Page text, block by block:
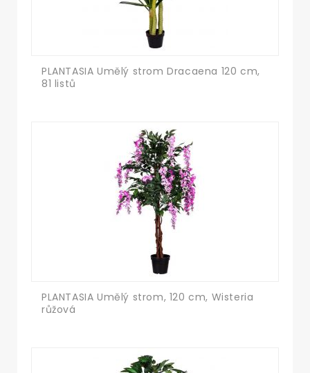
PLANTASIA Umělý strom Dracaena 120 cm,
81 listů
PLANTASIA Umělý strom, 120 cm, Wisteria
růžová